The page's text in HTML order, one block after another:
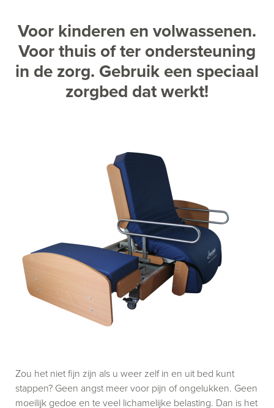
Voor kinderen en volwassenen.
Voor thuis of ter ondersteuning
in de zorg. Gebruik een speciaal
zorgbed dat werkt!
Zou het niet fijn zijn als u weer zelf in en uit bed kunt
stappen? Geen angst meer voor pijn of ongelukken. Geen
moeilijk gedoe en te veel lichamelijke belasting. Dan is het